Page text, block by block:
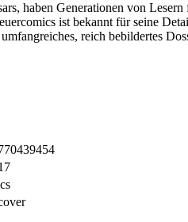
haben Generationen von
ist bekannt für seine
reich bebildertes